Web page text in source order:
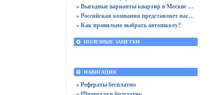
» Выгодные варианты квартир в Москве с доступными ценами для покупки без переплат
» Российская компания представляет настольный ПК
» Как правильно выбрать автошколу?
ПОЛЕЗНЫЕ ЗАМЕТКИ
НАВИГАЦИЯ
» Рефераты бесплатно